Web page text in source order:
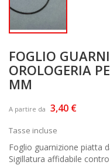
FOGLIO
OROLOGERIA
MM
A partire da 3,40 €
Tasse incluse
Foglio guarnizione piatta
Sigillatura affidabile